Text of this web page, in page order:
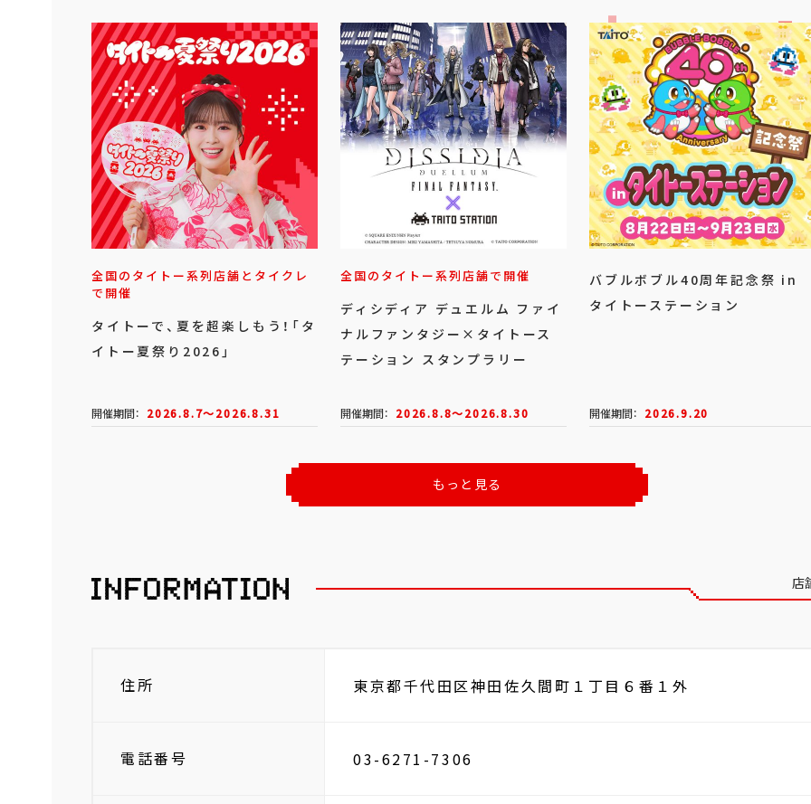
全国のタイトー系列店舗とタイクレ
で開催
タイトーで、夏を超楽しもう！「タ
イトー夏祭り2026」
開催期間： 2026.8.7～2026.8.31
全国のタイトー系列店舗で開催
ディシディア デュエルム ファイ
ナルファンタジー×タイトース
テーション スタンプラリー
開催期間： 2026.8.8～2026.8.30
バブルボブル40周年記念祭 in
タイトーステーション
開催期間： 2026.9.20
もっと見る
店
住所 東京都千代田区神田佐久間町１丁目６番１外
電話番号 03-6271-7306